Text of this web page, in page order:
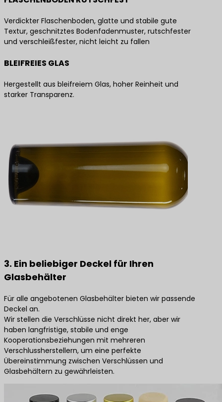
Verdickter Flaschenboden, glatte und stabile gute
Textur, geschnitztes Bodenfadenmuster, rutschfester
und verschleißfester, nicht leicht zu fallen
BLEIFREIES GLAS
Hergestellt aus bleifreiem Glas, hoher Reinheit und
starker Transparenz.
3. Ein beliebiger Deckel für Ihren
Glasbehälter
Für alle angebotenen Glasbehälter bieten wir passende
Deckel an.
Wir stellen die Verschlüsse nicht direkt her, aber wir
haben langfristige, stabile und enge
Kooperationsbeziehungen mit mehreren
Verschlussherstellern, um eine perfekte
Übereinstimmung zwischen Verschlüssen und
Glasbehältern zu gewährleisten.